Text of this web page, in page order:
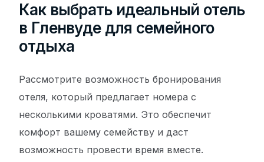
Как выбрать идеальный отель
в Гленвуде для семейного
отдыха
Рассмотрите возможность бронирования
отеля, который предлагает номера с
несколькими кроватями. Это обеспечит
комфорт вашему семейству и даст
возможность провести время вместе.